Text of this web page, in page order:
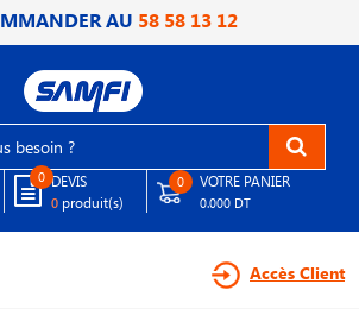
AU 58 58 13 12
0 DEVIS
0 produit(s)
0 VOTRE PANIER
0.000 DT
Accès Client